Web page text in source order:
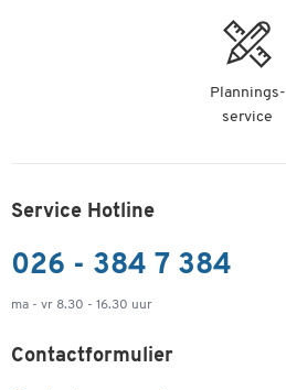
Plannings-
service
Service Hotline
026 - 384 7 384
ma - vr 8.30 - 16.30 uur
Contactformulier